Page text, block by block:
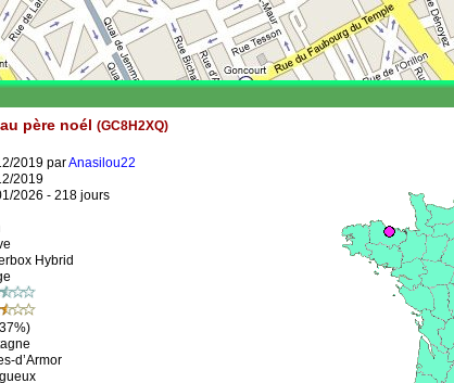
père noél (GC8H2XQ)
2019 parAnasilou22
2019
2026 - 218 jours
Hybrid
d’Armor